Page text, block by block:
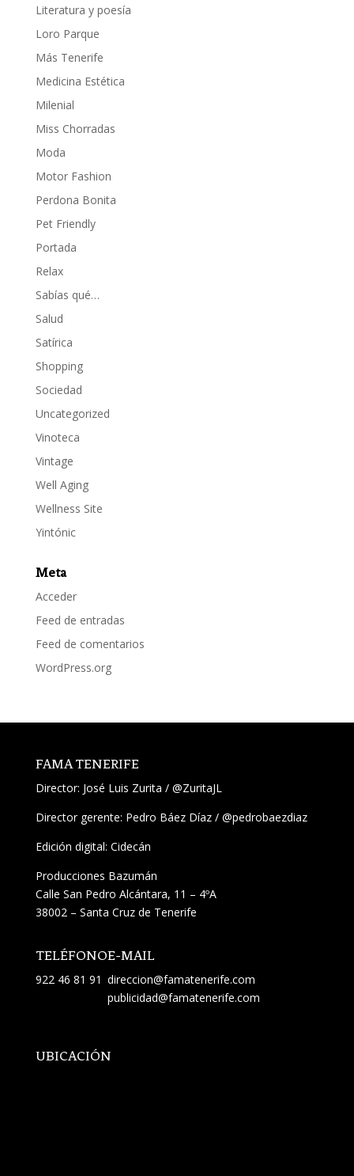
Literatura y poesía
Loro Parque
Más Tenerife
Medicina Estética
Milenial
Miss Chorradas
Moda
Motor Fashion
Perdona Bonita
Pet Friendly
Portada
Relax
Sabías qué…
Salud
Satírica
Shopping
Sociedad
Uncategorized
Vinoteca
Vintage
Well Aging
Wellness Site
Yintónic
Meta
Acceder
Feed de entradas
Feed de comentarios
WordPress.org
FAMA TENERIFE
Director: José Luis Zurita / @ZuritaJL
Director gerente: Pedro Báez Díaz / @pedrobaezdiaz
Edición digital: Cidecán
Producciones Bazumán
Calle San Pedro Alcántara, 11 – 4ºA
38002 – Santa Cruz de Tenerife
TELÉFONO
922 46 81 91
E-MAIL
direccion@famatenerife.com
publicidad@famatenerife.com
UBICACIÓN